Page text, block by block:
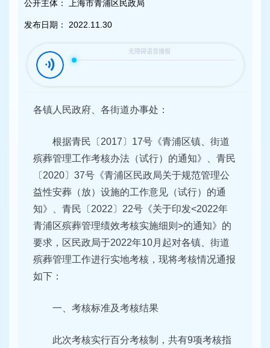
公开主体： 上海市青浦区民政局
发布日期： 2022.11.30
各镇人民政府、各街道办事处：
根据青民〔2017〕17号《青浦区镇、街道
殡葬管理工作考核办法（试行）的通知》、青民
〔2020〕37号《青浦区民政局关于规范管理公
益性安葬（放）设施的工作意见（试行）的通
知》、青民〔2022〕22号《关于印发<2022年
青浦区殡葬管理绩效考核实施细则>的通知》的
要求，区民政局于2022年10月起对各镇、街道
殡葬管理工作进行实地考核，现将考核情况通报
如下：
一、考核标准及考核结果
此次考核实行百分考核制，共有9项考核指